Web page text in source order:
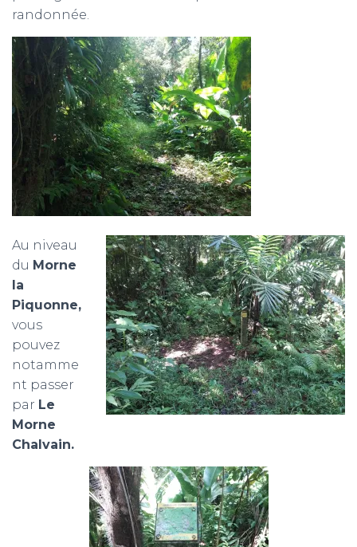
randonnée.
Au niveau
du Morne
la
Piquonne,
vous
pouvez
notamme
nt passer
par Le
Morne
Chalvain.